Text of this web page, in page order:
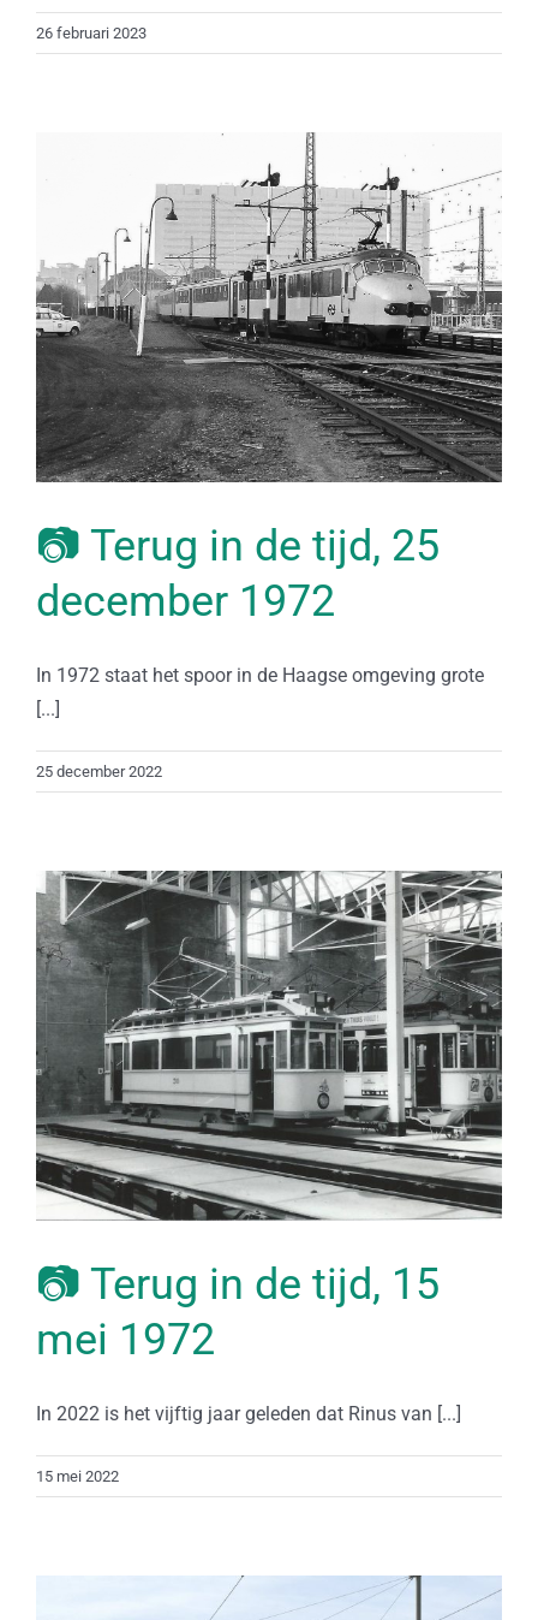
26 februari 2023
📷 Terug in de tijd, 25
december 1972
In 1972 staat het spoor in de Haagse omgeving grote
[...]
25 december 2022
📷 Terug in de tijd, 15
mei 1972
In 2022 is het vijftig jaar geleden dat Rinus van [...]
15 mei 2022